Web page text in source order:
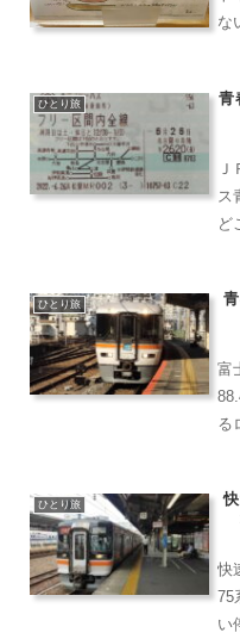
な
て
ひとり旅
青
ス
ど
ひとり旅
富
る
ひとり旅
快
75
い